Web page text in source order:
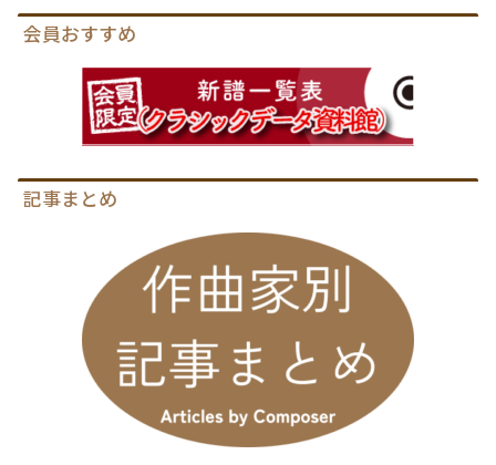
会員おすすめ
記事まとめ